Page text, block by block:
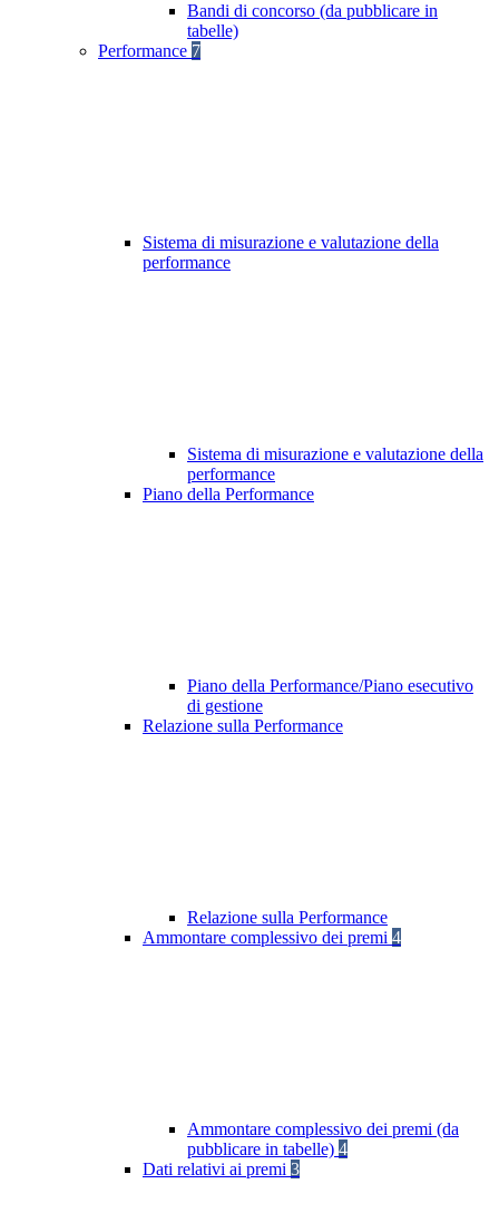
Bandi di concorso (da pubblicare in
tabelle)
Performance 7
Sistema di misurazione e valutazione della
performance
Sistema di misurazione e valutazione della
performance
Piano della Performance
Piano della Performance/Piano esecutivo
di gestione
Relazione sulla Performance
Relazione sulla Performance
Ammontare complessivo dei premi 4
Ammontare complessivo dei premi (da
pubblicare in tabelle) 4
Dati relativi ai premi 3